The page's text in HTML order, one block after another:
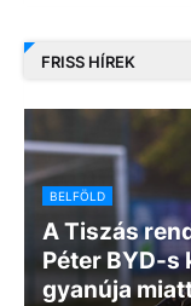
FRISS HÍREK
BELFÖLD
A Tiszás
Péter BYD-s
gyanúja